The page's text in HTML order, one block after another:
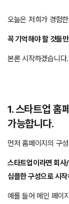
오늘은 저희가 경험
꼭 기억해야 할 것들만
본론 시작하겠습니다.
1. 스타트업 홈
가능합니다.
먼저 홈페이지의 구
스타트업이라면 회사
심플한 구성으로 시작
예를 들어 메인 페이